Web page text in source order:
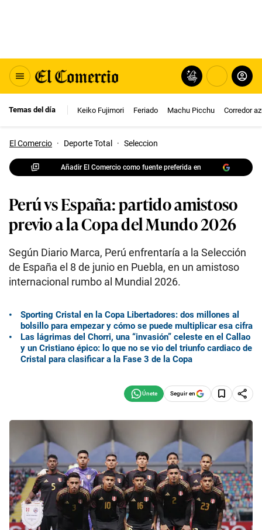
Temas del día Keiko Fujimori Feriado Machu Picchu Corredor
El Comercio · Deporte Total · Seleccion
Añadir El Comercio como fuente preferida en
Perú vs España: partido amistoso
previo a la Copa del Mundo 2026
Según Diario Marca, Perú enfrentaría a la Selección
de España el 8 de junio en Puebla, en un amistoso
internacional rumbo al Mundial 2026.
Sporting Cristal en la Copa Libertadores: dos millones al
bolsillo para empezar y cómo se puede multiplicar esa cifra
Las lágrimas del Chorri, una “invasión” celeste en el Callao
y un Cristiano épico: lo que no se vio del triunfo cardiaco de
Cristal para clasificar a la Fase 3 de la Copa
Seguir en